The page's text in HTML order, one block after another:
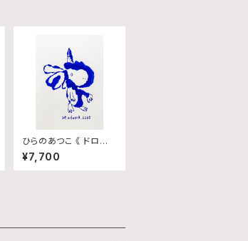
ひらのあつこ 《 ドロー
イング/No.66 》
¥7,700